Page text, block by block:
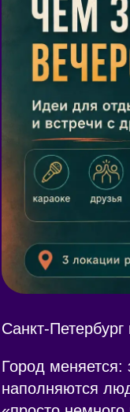
Санкт-
Город меняется:
наполняются